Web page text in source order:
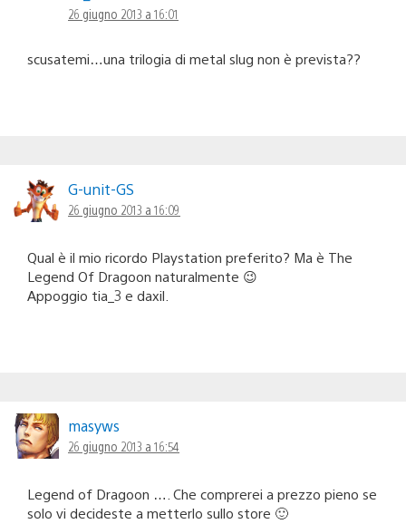
26 giugno 2013 a 16:01
scusatemi…una trilogia di metal slug non è prevista??
G-unit-GS
26 giugno 2013 a 16:09
Qual è il mio ricordo Playstation preferito? Ma è The
Legend Of Dragoon naturalmente 😉
Appoggio tia_3 e daxil.
masyws
26 giugno 2013 a 16:54
Legend of Dragoon …. Che comprerei a prezzo pieno se
solo vi decideste a metterlo sullo store 🙂